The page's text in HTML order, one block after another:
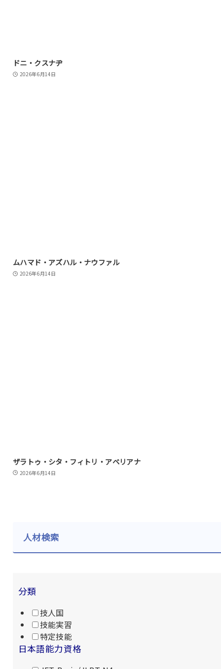
ドニ・クスナヂ
2026年6月14日
ムハマド・アズハル・ナウファル
2026年6月14日
ザラトゥ・シタ・フィトリ・アベリアナ
2026年6月14日
人材検索
分類
技人国
技能実習
特定技能
日本語能力資格